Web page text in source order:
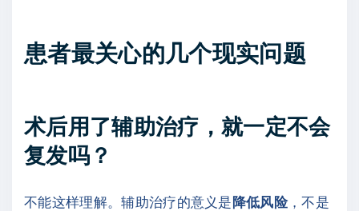
患者最关心的几个现实问题
术后用了辅助治疗，就一定不会
复发吗？
不能这样理解。辅助治疗的意义是降低风险，不是